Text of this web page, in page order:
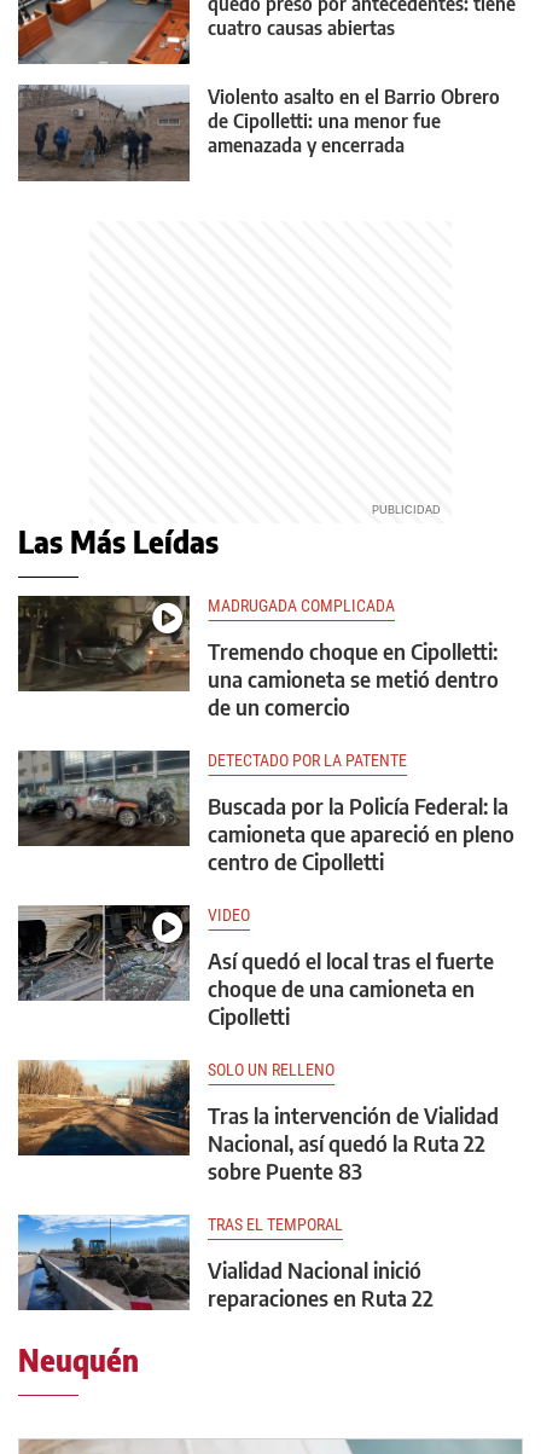
cuatro causas abiertas
Violento asalto en el Barrio Obrero
de Cipolletti: una menor fue
amenazada y encerrada
Las Más Leídas
MADRUGADA COMPLICADA
Tremendo choque en Cipolletti:
una camioneta se metió dentro
de un comercio
DETECTADO POR LA PATENTE
Buscada por la Policía Federal: la
camioneta que apareció en pleno
centro de Cipolletti
VIDEO
Así quedó el local tras el fuerte
choque de una camioneta en
Cipolletti
SOLO UN RELLENO
Tras la intervención de Vialidad
Nacional, así quedó la Ruta 22
sobre Puente 83
TRAS EL TEMPORAL
Vialidad Nacional inició
reparaciones en Ruta 22
Neuquén